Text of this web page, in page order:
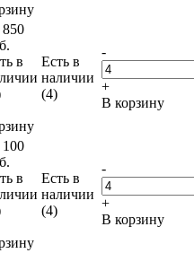
850
в
Есть в
наличии
(4)
-
+
В корзину
100
в
Есть в
наличии
(4)
-
+
В корзину